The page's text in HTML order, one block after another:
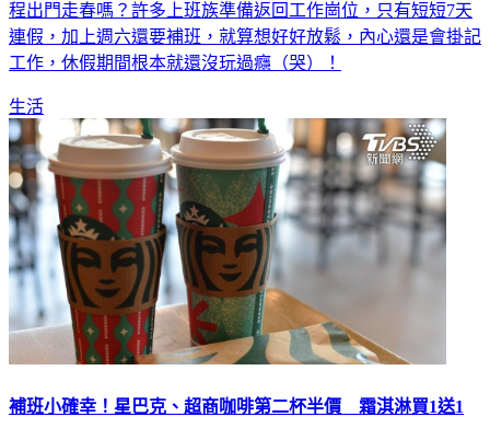
程出門走春嗎？許多上班族準備返回工作崗位，只有短短7天
連假，加上週六還要補班，就算想好好放鬆，內心還是會掛記
工作，休假期間根本就還沒玩過癮（哭）！
生活
補班小確幸！星巴克、超商咖啡第二杯半價 霜淇淋買1送1